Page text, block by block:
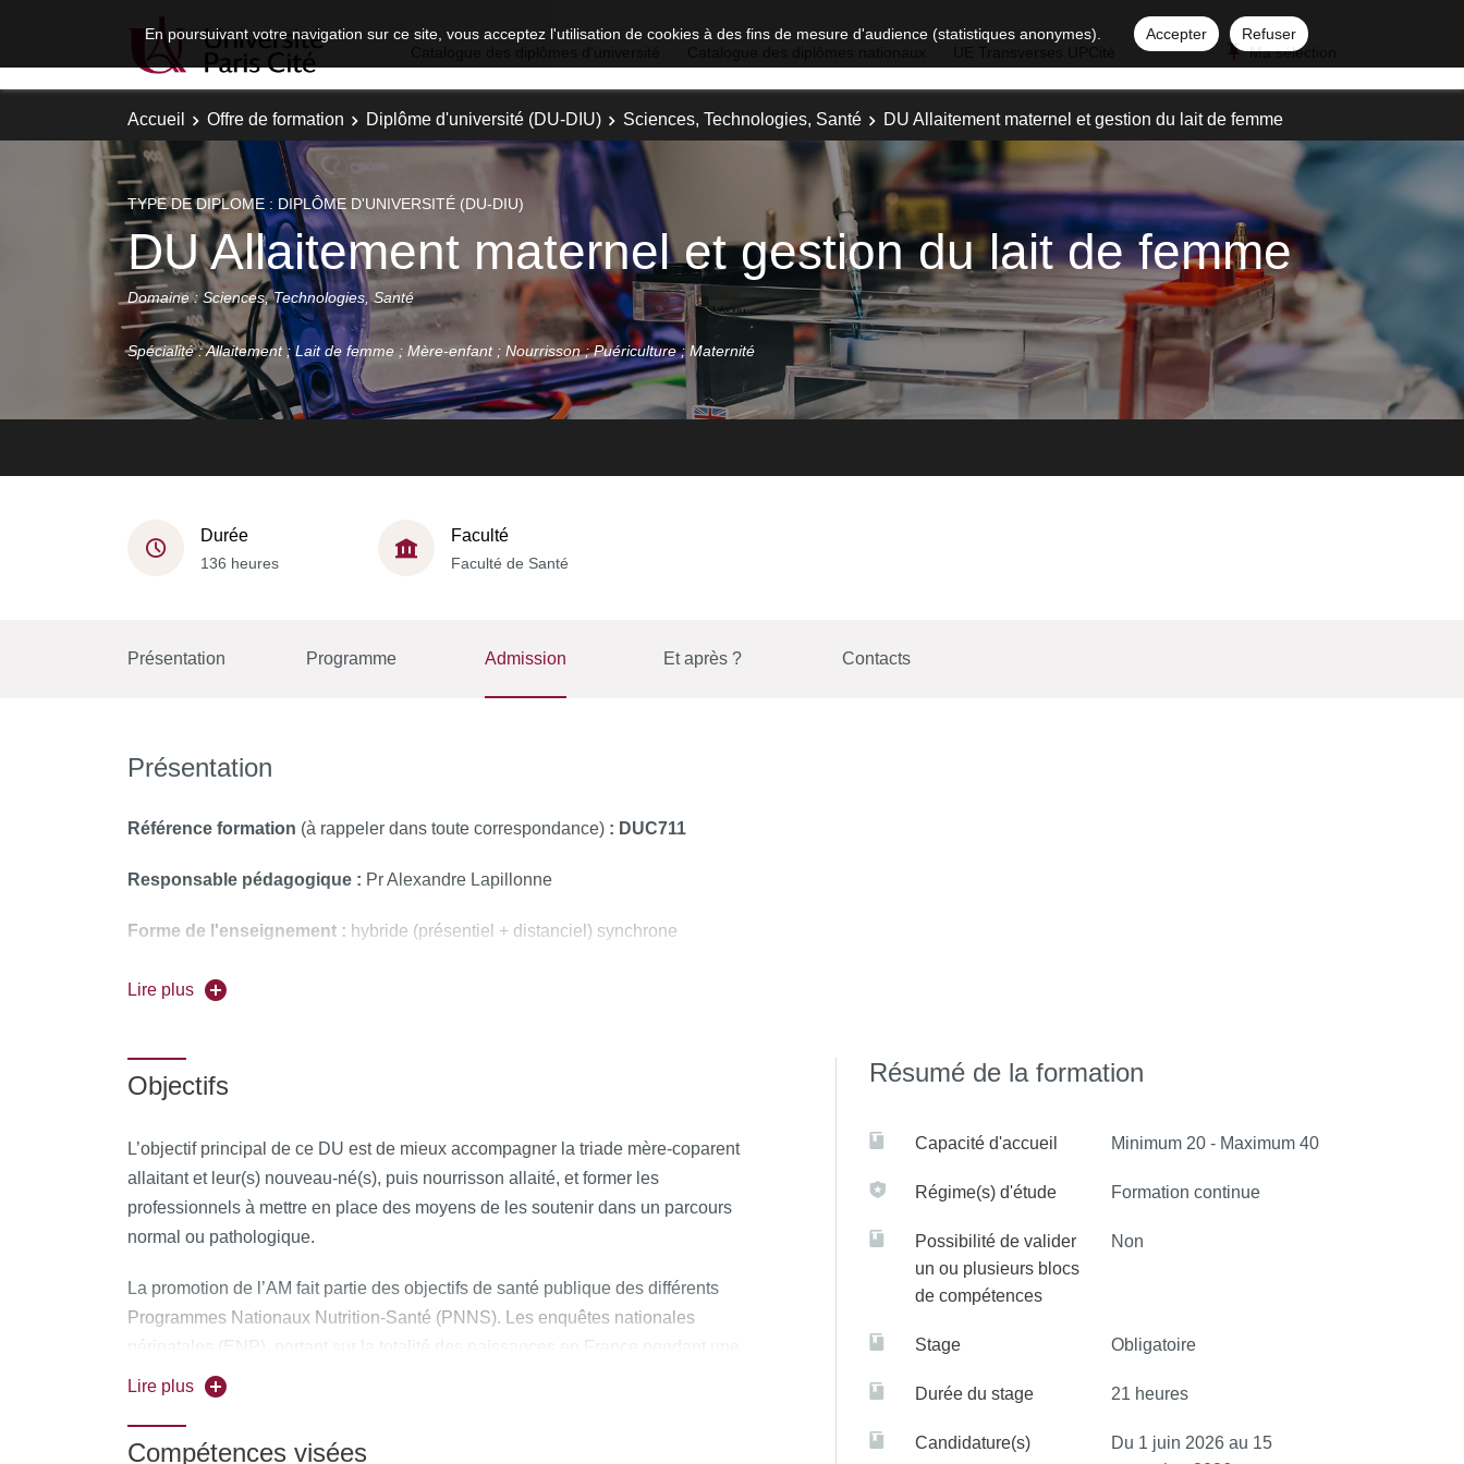
En poursuivant votre navigation sur ce site, vous acceptez l'utilisation de cookies à des fins de mesure d'audience (statistiques anonymes). Accepter
Refuser
Ma sélection
Accueil Offre de formation Diplôme d'université (DU-DIU) Sciences, Technologies, Santé DU Allaitement maternel et gestion du lait de femme
TYPE DE DIPLOME : DIPLÔME D'UNIVERSITÉ (DU-DIU)
DU Allaitement maternel et gestion du lait de femme
Domaine : Sciences, Technologies, Santé
Spécialité : Allaitement ; Lait de femme ; Mère-enfant ; Nourrisson ; Puériculture ; Maternité
Durée
136 heures
Faculté
Faculté de Santé
Présentation Programme Admission Et après ? Contacts
Présentation
Référence formation (à rappeler dans toute correspondance) : DUC711
Responsable pédagogique : Pr Alexandre Lapillonne
Forme de l'enseignement : hybride (présentiel + distanciel) synchrone
La formation se déroule en format mixte (présentiel et à distance) du lundi au mercredi, puis exclusivement en présentiel le jeudi et le vendredi.
Lire plus
Objectifs
L’objectif principal de ce DU est de mieux accompagner la triade mère-coparent
allaitant et leur(s) nouveau-né(s), puis nourrisson allaité, et former les
professionnels à mettre en place des moyens de les soutenir dans un parcours
normal ou pathologique.
La promotion de l’AM fait partie des objectifs de santé publique des différents
Programmes Nationaux Nutrition-Santé (PNNS). Les enquêtes nationales
périnatales (ENP), portant sur la totalité des naissances en France pendant une
semaine donnée, ont montré que la proportion d’enfants allaités au sein en
Lire plus
Compétences visées
Résumé de la formation
Capacité d'accueil Minimum 20 - Maximum 40
Régime(s) d'étude Formation continue
Possibilité de valider
un ou plusieurs blocs
de compétences
Non
Stage Obligatoire
Durée du stage 21 heures
Candidature(s)
Du 1 juin 2026 au 15